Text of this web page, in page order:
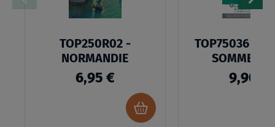
TOP250R02 -
NORMANDIE
6,95 €
Ajouter
au
TOP75036 -
SOMME COTE
9,90 €